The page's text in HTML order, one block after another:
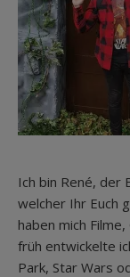
Ich bin René, der
welcher Ihr Euch
haben mich
früh entwickelte
Park, Star Wars